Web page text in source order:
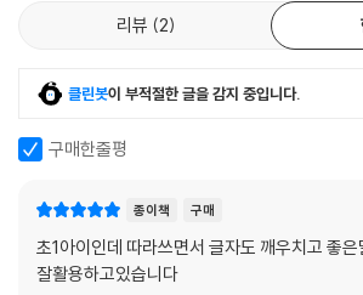
1학년 1학기 국어 5. 반갑게 인사해요
1학년 1학기 사람들. 그림책으로 만나는 사람들
1학년 1학기 사람들. 다섯 글자 예쁜 말
2학년 1학기 나. 멋진 나
3학년 1학기 도덕 1. 나와 너, 우리 함께
3학년 2학기 국어 5. 바르게 대화해요
리뷰 2
클린봇이 부적절한 글을 감지 중입니다.
구매한줄평
종이책 구매
초1아이인데 따라쓰면서 글자도 깨우치고 좋은
잘활용하고있습니다